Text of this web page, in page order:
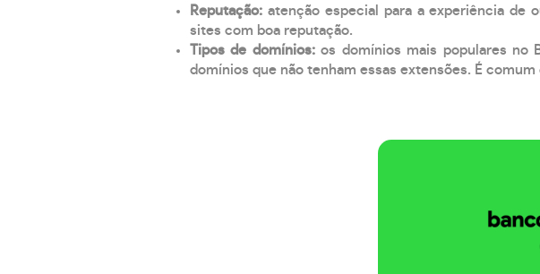
Reputação: atenção especial para a experiência de
sites com boa reputação.
Tipos de domínios:os domínios mais populares no
domínios que não tenham essas extensões. É